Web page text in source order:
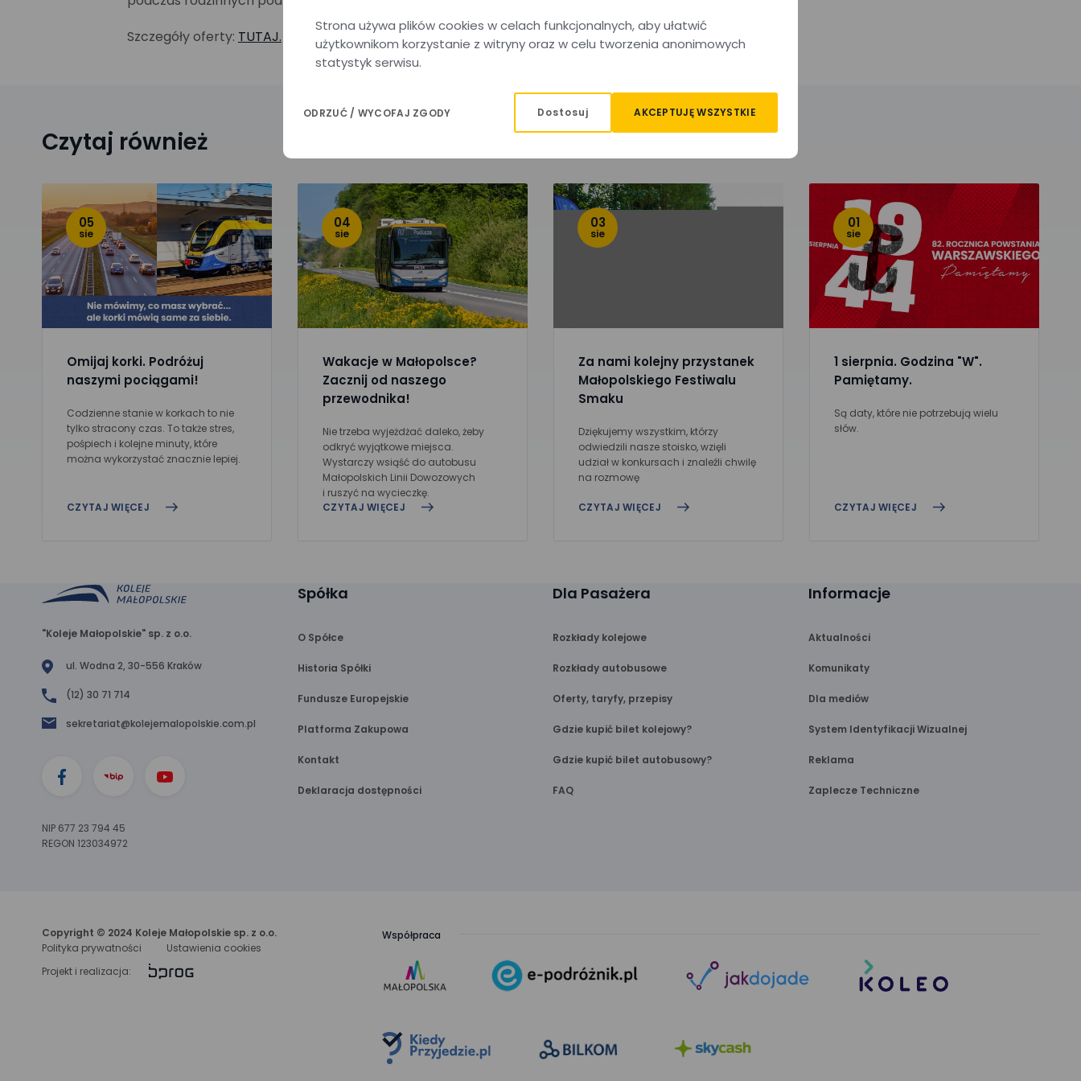
Szczegóły oferty: TUTAJ.
Czytaj również
05
sie
Omijaj korki. Podróżuj
naszymi pociągami!
Codzienne stanie w korkach to nie
tylko stracony czas. To także stres,
pośpiech i kolejne minuty, które
można wykorzystać znacznie lepiej.
CZYTAJ WIĘCEJ
04
sie
Wakacje w Małopolsce?
Zacznij od naszego
przewodnika!
Nie trzeba wyjeżdżać daleko, żeby
odkryć wyjątkowe miejsca.
Wystarczy wsiąść do autobusu
Małopolskich Linii Dowozowych
i ruszyć na wycieczkę.
CZYTAJ WIĘCEJ
03
sie
Za nami kolejny przystanek
Małopolskiego Festiwalu
Smaku
Dziękujemy wszystkim, którzy
odwiedzili nasze stoisko, wzięli
udział w konkursach i znaleźli chwilę
na rozmowę
CZYTAJ WIĘCEJ
01
sie
1 sierpnia. Godzina "W".
Pamiętamy.
Są daty, które nie potrzebują wielu
słów.
CZYTAJ WIĘCEJ
"Koleje Małopolskie" sp. z o.o.
ul. Wodna 2, 30-556 Kraków
(12) 30 71 714
sekretariat@kolejemalopolskie.com.pl
NIP 677 23 794 45
REGON 123034972
Spółka
O Spółce
Historia Spółki
Fundusze Europejskie
Platforma Zakupowa
Kontakt
Deklaracja dostępności
Dla Pasażera
Rozkłady kolejowe
Rozkłady autobusowe
Oferty, taryfy, przepisy
Gdzie kupić bilet kolejowy?
Gdzie kupić bilet autobusowy?
FAQ
Informacje
Aktualności
Komunikaty
Dla mediów
System Identyfikacji Wizualnej
Reklama
Zaplecze Techniczne
Copyright © 2024 Koleje Małopolskie sp. z o.o.
Polityka prywatności
Ustawienia cookies
Projekt i realizacja:
link
Współpraca
link
otwiera
otwiera
otwiera
Strona używa plików cookies w celach funkcjonalnych, aby ułatwić
użytkownikom korzystanie z witryny oraz w celu tworzenia anonimowych
statystyk serwisu.
ODRZUĆ / WYCOFAJ ZGODY Dostosuj AKCEPTUJĘ WSZYSTKIE